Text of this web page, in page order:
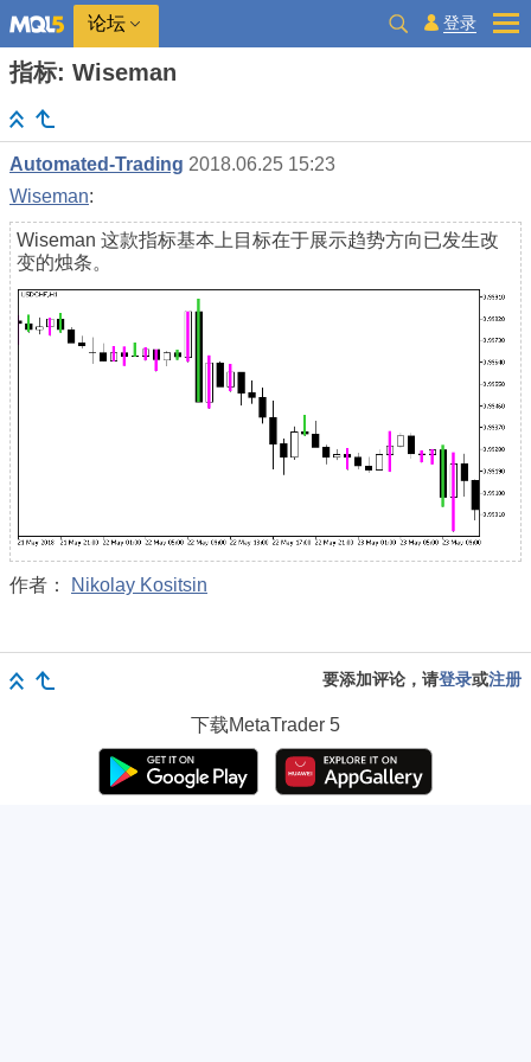
论坛 登录
指标: Wiseman
Automated-Trading 2018.06.25 15:23
Wiseman:
Wiseman 这款指标基本上目标在于展示趋势方向已发生改
变的烛条。
作者： Nikolay Kositsin
要添加评论，请登录或注册
下载MetaTrader 5